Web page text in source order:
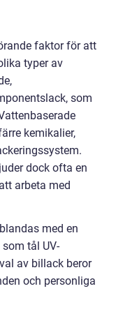
faktor för att
typer av
som
kemikalier,
dock ofta en
arbeta med
med en
tål UV-
av billack beror
och personliga